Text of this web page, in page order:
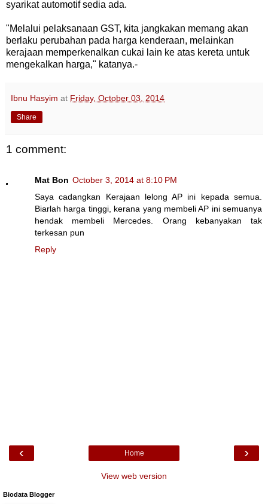
syarikat automotif sedia ada.
"Melalui pelaksanaan GST, kita jangkakan memang akan
berlaku perubahan pada harga kenderaan, melainkan
kerajaan memperkenalkan cukai lain ke atas kereta untuk
mengekalkan harga," katanya.-
Ibnu Hasyim at Friday, October 03, 2014
Share
1 comment:
Mat Bon October 3, 2014 at 8:10 PM
Saya cadangkan Kerajaan lelong AP ini kepada semua.
Biarlah harga tinggi, kerana yang membeli AP ini semuanya
hendak membeli Mercedes. Orang kebanyakan tak
terkesan pun
Reply
‹ ›
Home
View web version
Biodata Blogger